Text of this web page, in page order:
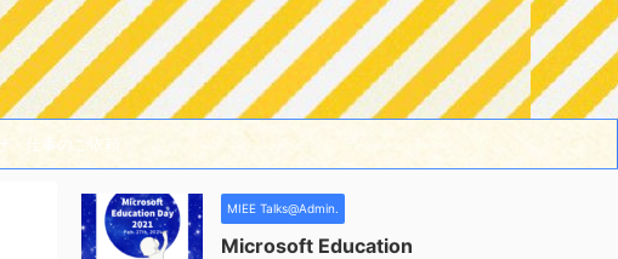
・仕事のご依頼
MIEE Talks@Admin.
Microsoft Education